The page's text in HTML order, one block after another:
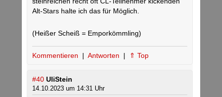
Alt-Stars halte ich das für Möglich.
(Heißer Scheiß = Emporkömmling)
Kommentieren | Antworten | ⇑ Top
#40 UliStein
14.10.2023 um 14:31 Uhr